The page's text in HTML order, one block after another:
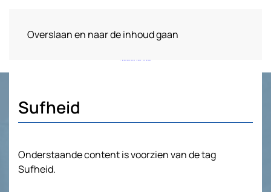
Overslaan en naar de inhoud gaan
Sufheid
Onderstaande content is voorzien van de tag
Sufheid.